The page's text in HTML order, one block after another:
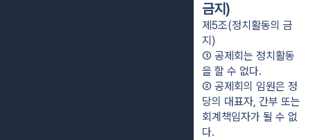
금지)
제5조(정치활동의 금
지)
① 공제회는 정치활동
을 할 수 없다.
② 공제회의 임원은 정
당의 대표자, 간부 또는
회계책임자가 될 수 없
다.